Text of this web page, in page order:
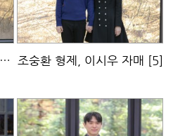
오현준, 김인영 가족(하준)[4]조숭환 형제, 이시우 자매 [5]